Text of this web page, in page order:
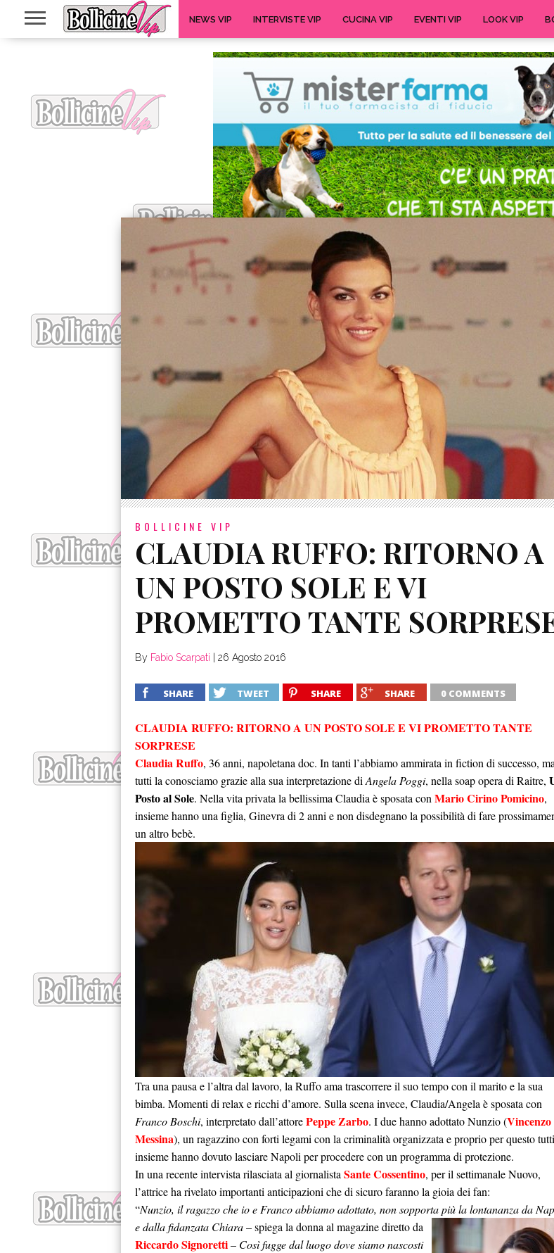
NEWS VIP INTERVISTE VIP CUCINA VIP EVENTI VIP LOOK VIP
BOLLICINE VIP
CLAUDIA RUFFO: RITORNO A
UN POSTO SOLE E VI
PROMETTO TANTE
By Fabio Scarpati 26 Agosto 2016
SHARE TWEET SHARE SHARE 0 COMMENTS
CLAUDIA RUFFO: RITORNO A UN POSTO SOLE E VI PROMETTO TANTE
SORPRESE
Claudia Ruffo, 36 anni, napoletana doc. In tanti l’abbiamo ammirata in fiction di successo, ma
tutti la conosciamo grazie alla sua interpretazione di Angela Poggi, nella soap opera di Raitre,
Posto al Sole. Nella vita privata la bellissima Claudia è sposata con Mario Cirino Pomicino,
insieme hanno una figlia, Ginevra di 2 anni e non disdegnano la possibilità di fare
un altro bebè.
Tra una pausa e l’altra dal lavoro, la Ruffo ama trascorrere il suo tempo con il marito e la sua
bimba. Momenti di relax e ricchi d’amore. Sulla scena invece, Claudia/Angela è sposata con
Franco Boschi, interpretato dall’attorePeppe Zarbo. I due hanno adottato Nunzio (Vincenzo
Messina), un ragazzino con forti legami con la criminalità organizzata e proprio per questo tutti
insieme hanno dovuto lasciare Napoli per procedere con un programma di protezione.
In una recente intervista rilasciata al giornalista Sante Cossentino, per il settimanale Nuovo,
l’attrice ha rivelato importanti anticipazioni che di sicuro faranno la gioia dei fan:
“Nunzio, il ragazzo che io e Franco abbiamo adottato, non sopporta più la lontananza da
e dalla fidanzata Chiara– spiega la donna al magazine diretto da
Riccardo Signoretti– Così fugge dal luogo dove siamo nascosti